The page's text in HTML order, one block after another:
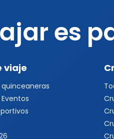
es
viaje